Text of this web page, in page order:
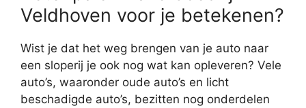
Veldhoven voor je betekenen?
Wist je dat het weg brengen van je auto naar
een sloperij je ook nog wat kan opleveren? Vele
auto’s, waaronder oude auto’s en licht
beschadigde auto’s, bezitten nog onderdelen